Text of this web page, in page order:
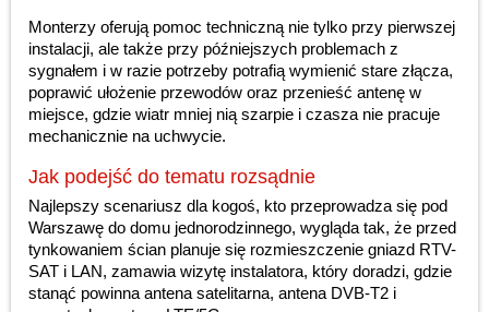
Monterzy oferują pomoc techniczną nie tylko przy pierwszej
instalacji, ale także przy późniejszych problemach z
sygnałem i w razie potrzeby potrafią wymienić stare złącza,
poprawić ułożenie przewodów oraz przenieść antenę w
miejsce, gdzie wiatr mniej nią szarpie i czasza nie pracuje
mechanicznie na uchwycie.
Jak podejść do tematu rozsądnie
Najlepszy scenariusz dla kogoś, kto przeprowadza się pod
Warszawę do domu jednorodzinnego, wygląda tak, że przed
tynkowaniem ścian planuje się rozmieszczenie gniazd RTV-
SAT i LAN, zamawia wizytę instalatora, który doradzi, gdzie
stanąć powinna antena satelitarna, antena DVB-T2 i